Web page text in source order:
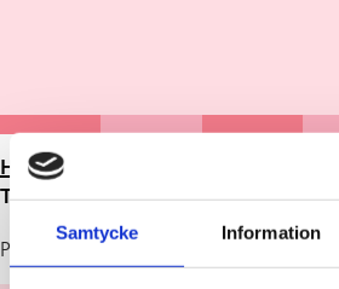
Samtycke Information
HEM>
FOKUS
TECKEN MED KONSTNÄR TANJA
Publicerad : 03.01.2024